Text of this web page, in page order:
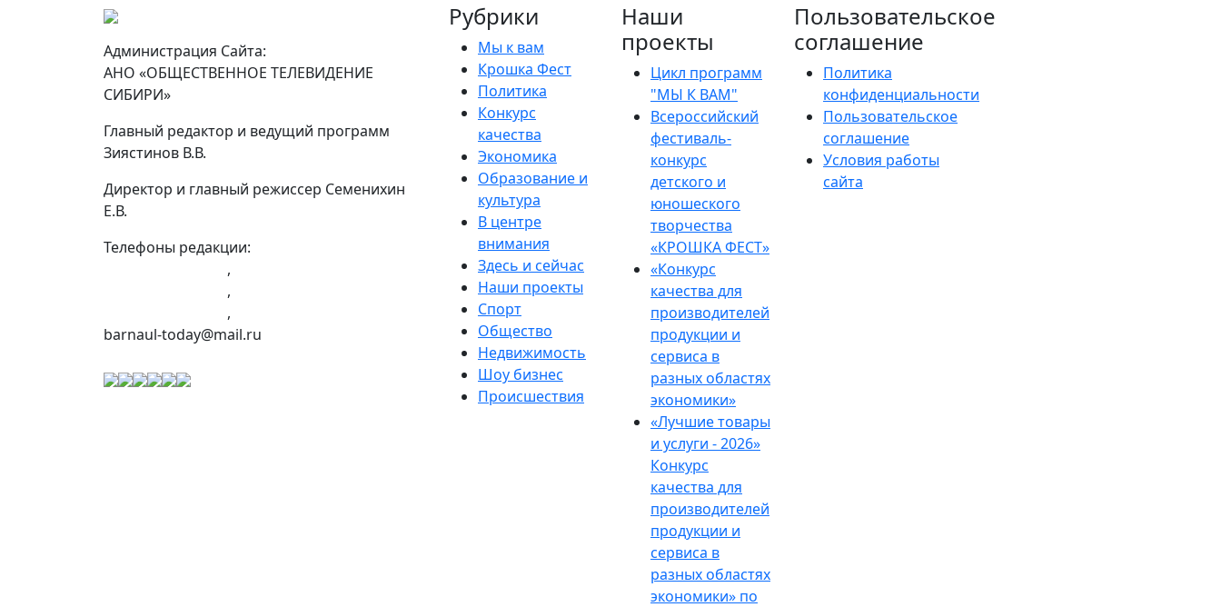
Администрация Сайта:
АНО «ОБЩЕСТВЕННОЕ ТЕЛЕВИДЕНИЕ
СИБИРИ»
Главный редактор и ведущий программ
Зиястинов В.В.
Директор и главный режиссер Семенихин
Е.В.
Телефоны редакции:
,
,
,
barnaul-today@mail.ru
Рубрики
Мы к вам
Крошка Фест
Политика
Конкурс
качества
Экономика
Образование и
культура
В центре
внимания
Здесь и сейчас
Наши проекты
Спорт
Общество
Недвижимость
Шоу бизнес
Происшествия
Наши
проекты
Цикл программ
"МЫ К ВАМ"
Всероссийский
фестиваль-
конкурс
детского и
юношеского
творчества
«КРОШКА ФЕСТ»
«Конкурс
качества для
производителей
продукции и
сервиса в
разных областях
экономики»
«Лучшие товары
и услуги - 2026»
Конкурс
качества для
производителей
продукции и
сервиса в
разных областях
экономики» по
Пользовательское
соглашение
Политика
конфиденциальности
Пользовательское
соглашение
Условия работы
сайта